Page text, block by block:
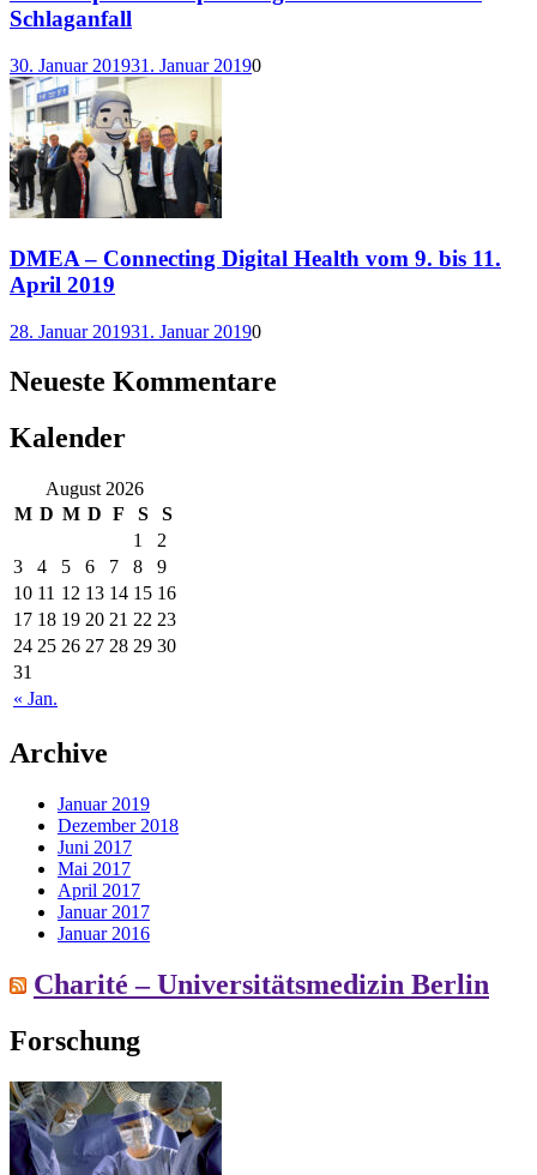
Schlaganfall
30. Januar 201931. Januar 20190
DMEA – Connecting Digital Health vom 9. bis 11.
April 2019
28. Januar 201931. Januar 20190
Neueste Kommentare
Kalender
August 2026
M D M D F S S
« Jan.
1
2
3
4 5 6 7 8
9
10 11 12 13 14 15 16
17 18 19 20 21 22 23
24 25 26 27 28 29 30
31
Archive
Januar 2019
Dezember 2018
Juni 2017
Mai 2017
April 2017
Januar 2017
Januar 2016
Charité – Universitätsmedizin Berlin
Forschung